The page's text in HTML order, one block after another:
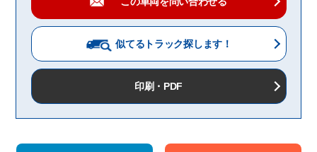
似てるトラック探します！
印刷・PDF